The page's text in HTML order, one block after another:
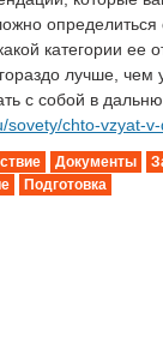
определиться
категории ее
лучше, чем
с собой в
sovety/chto-vzyat-
Документы
Подготовка